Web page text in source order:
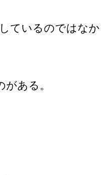
しているのではなか
ある。